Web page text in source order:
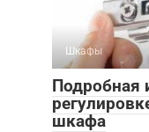
Шкафы
Подробная
шкафа